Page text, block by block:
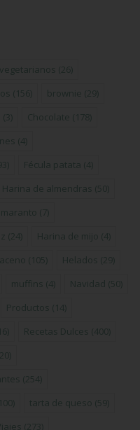
(26)
(156) brownie (29)
(3) Chocolate (178)
(4)
Fécula patata (4)
Harina de almendras (50)
(7)
(24) Harina de mijo (4)
(105) Helados (29)
muffins (4) Navidad (50)
Productos (14)
Recetas Dulces (400)
(254)
tarta de queso (59)
(273)